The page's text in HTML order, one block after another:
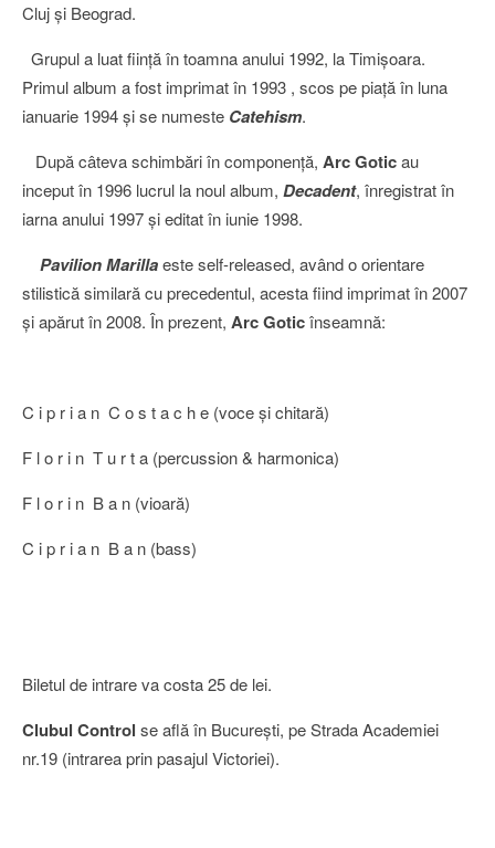
Cluj şi Beograd.
Grupul a luat fiinţă în toamna anului 1992, la Timişoara.
Primul album a fost imprimat în 1993 , scos pe piaţă în luna
ianuarie 1994 şi se numeste Catehism.
După câteva schimbări în componenţă, Arc Goticau
inceput în 1996 lucrul la noul album, Decadent, înregistrat în
iarna anului 1997 şi editat în iunie 1998.
Pavilion Marillaeste self-released, având o orientare
stilistică similară cu precedentul, acesta fiind imprimat în 2007
şi apărut în 2008. În prezent, Arc Goticînseamnă:
C i p r i a n C o s t a c h e (voce şi chitară)
F l o r i n T u r t a (percussion & harmonica)
F l o r i n B a n (vioară)
C i p r i a n B a n (bass)
Biletul de intrare va costa 25 de lei.
Clubul Control se află în Bucureşti, pe Strada Academiei
nr.19 (intrarea prin pasajul Victoriei).